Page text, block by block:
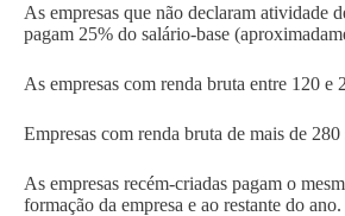
As empresas que não declaram atividade
pagam 25% do salário-base
As empresas com renda bruta entre 120
Empresas com renda bruta de mais de
As empresas recém-criadas pagam o
formação da empresa e ao restante do ano.